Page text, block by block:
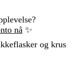
nå ✨
og krus